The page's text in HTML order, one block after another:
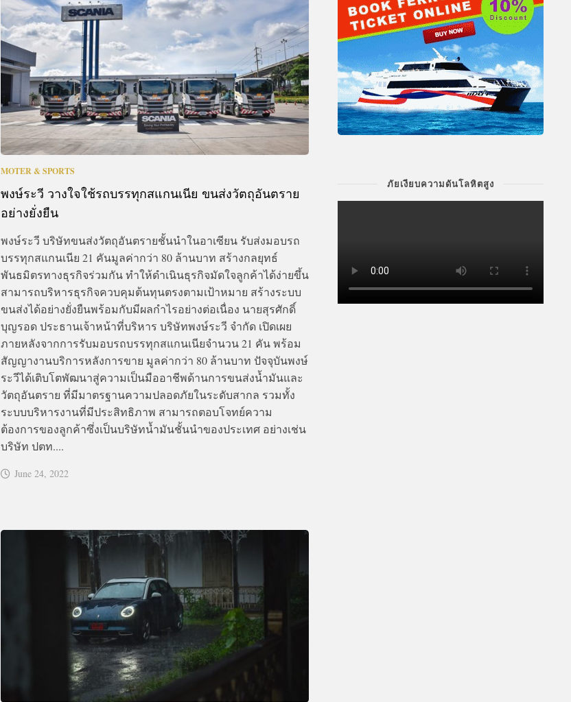
MOTER & SPORTS
พงษ์ระวี วางใจใช้รถบรรทุกสแกนเนีย ขนส่งวัตถุอันตราย
อย่างยั่งยืน
พงษ์ระวี บริษัทขนส่งวัตถุอันตรายชั้นนำในอาเซียน รับส่งมอบรถ
บรรทุกสแกนเนีย 21 คันมูลค่ากว่า 80 ล้านบาท สร้างกลยุทธ์
พันธมิตรทางธุรกิจร่วมกัน ทำให้ดำเนินธุรกิจมัดใจลูกค้าได้ง่ายขึ้น
สามารถบริหารธุรกิจควบคุมต้นทุนตรงตามเป้าหมาย สร้างระบบ
ขนส่งได้อย่างยั่งยืนพร้อมกับมีผลกำไรอย่างต่อเนื่อง นายสุรศักดิ์
บุญรอด ประธานเจ้าหน้าที่บริหาร บริษัทพงษ์ระวี จำกัด เปิดเผย
ภายหลังจากการรับมอบรถบรรทุกสแกนเนียจำนวน 21 คัน พร้อม
สัญญางานบริการหลังการขาย มูลค่ากว่า 80 ล้านบาท ปัจจุบันพงษ์
ระวีได้เติบโตพัฒนาสู่ความเป็นมืออาชีพด้านการขนส่งน้ำมันและ
วัตถุอันตราย ที่มีมาตรฐานความปลอดภัยในระดับสากล รวมทั้ง
ระบบบริหารงานที่มีประสิทธิภาพ สามารถตอบโจทย์ความ
ต้องการของลูกค้าซึ่งเป็นบริษัทน้ำมันชั้นนำของประเทศ อย่างเช่น
บริษัท ปตท....
June 24, 2022
ภัยเงียบความดันโลหิตสูง